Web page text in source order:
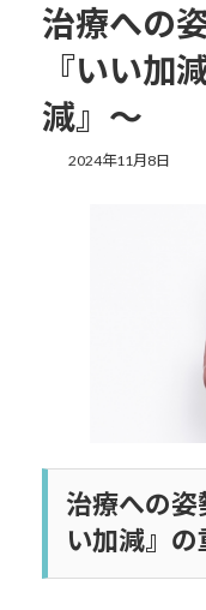
治療への
『いい加
減』〜
2024年11月8日
治療への
い加減』の